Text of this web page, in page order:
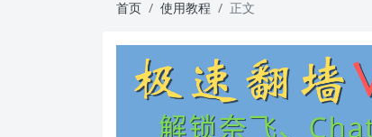
首页 使用教程 正文